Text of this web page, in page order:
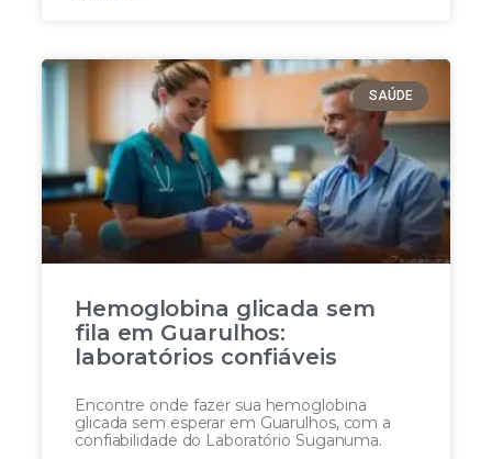
SAÚDE
Hemoglobina glicada sem
fila em Guarulhos:
laboratórios confiáveis
Encontre onde fazer sua hemoglobina
glicada sem esperar em Guarulhos, com a
confiabilidade do Laboratório Suganuma.